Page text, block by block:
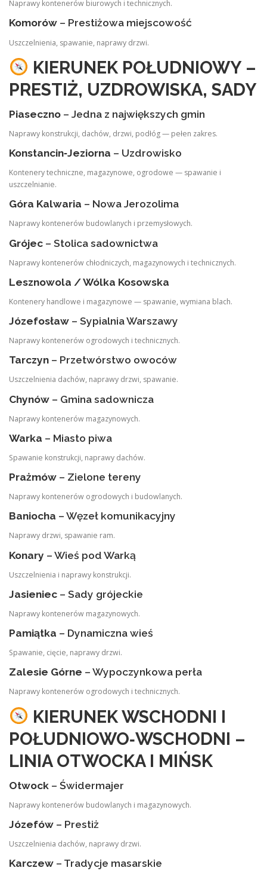
Naprawy kontenerów biurowych i technicznych.
Komorów – Prestiżowa miejscowość
Uszczelnienia, spawanie, naprawy drzwi.
KIERUNEK POŁUDNIOWY –
PRESTIŻ, UZDROWISKA, SADY
Piaseczno – Jedna z największych gmin
Naprawy konstrukcji, dachów, drzwi, podłóg — pełen zakres.
Konstancin‑Jeziorna – Uzdrowisko
Kontenery techniczne, magazynowe, ogrodowe — spawanie i
uszczelnianie.
Góra Kalwaria – Nowa Jerozolima
Naprawy kontenerów budowlanych i przemysłowych.
Grójec – Stolica sadownictwa
Naprawy kontenerów chłodniczych, magazynowych i technicznych.
Lesznowola / Wólka Kosowska
Kontenery handlowe i magazynowe — spawanie, wymiana blach.
Józefosław – Sypialnia Warszawy
Naprawy kontenerów ogrodowych i technicznych.
Tarczyn – Przetwórstwo owoców
Uszczelnienia dachów, naprawy drzwi, spawanie.
Chynów – Gmina sadownicza
Naprawy kontenerów magazynowych.
Warka – Miasto piwa
Spawanie konstrukcji, naprawy dachów.
Prażmów – Zielone tereny
Naprawy kontenerów ogrodowych i budowlanych.
Baniocha – Węzeł komunikacyjny
Naprawy drzwi, spawanie ram.
Konary – Wieś pod Warką
Uszczelnienia i naprawy konstrukcji.
Jasieniec – Sady grójeckie
Naprawy kontenerów magazynowych.
Pamiątka – Dynamiczna wieś
Spawanie, cięcie, naprawy drzwi.
Zalesie Górne – Wypoczynkowa perła
Naprawy kontenerów ogrodowych i technicznych.
KIERUNEK WSCHODNI I
POŁUDNIOWO‑WSCHODNI –
LINIA OTWOCKA I MIŃSK
Otwock – Świdermajer
Naprawy kontenerów budowlanych i magazynowych.
Józefów – Prestiż
Uszczelnienia dachów, naprawy drzwi.
Karczew – Tradycje masarskie